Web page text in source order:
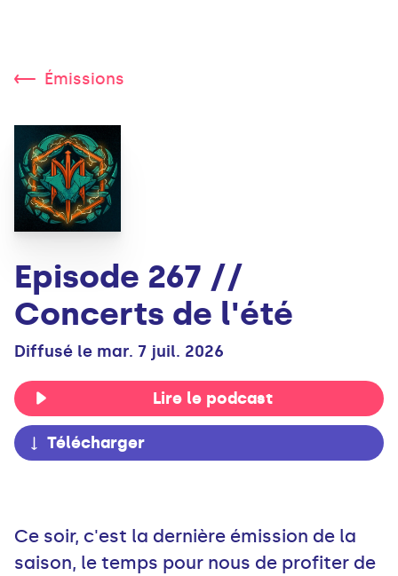
Émissions
Episode 267 //
Concerts de l'été
Diffusé le mar. 7 juil. 2026
Lire le podcast
Télécharger
Ce soir, c'est la dernière émission de la
saison, le temps pour nous de profiter de